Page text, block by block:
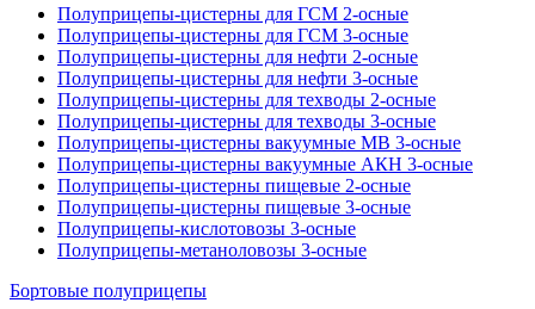
Полуприцепы-цистерны для ГСМ 2-осные
Полуприцепы-цистерны для ГСМ 3-осные
Полуприцепы-цистерны для нефти 2-осные
Полуприцепы-цистерны для нефти 3-осные
Полуприцепы-цистерны для техводы 2-осные
Полуприцепы-цистерны для техводы 3-осные
Полуприцепы-цистерны вакуумные МВ 3-осные
Полуприцепы-цистерны вакуумные АКН 3-осные
Полуприцепы-цистерны пищевые 2-осные
Полуприцепы-цистерны пищевые 3-осные
Полуприцепы-кислотовозы 3-осные
Полуприцепы-метаноловозы 3-осные
Бортовые полуприцепы